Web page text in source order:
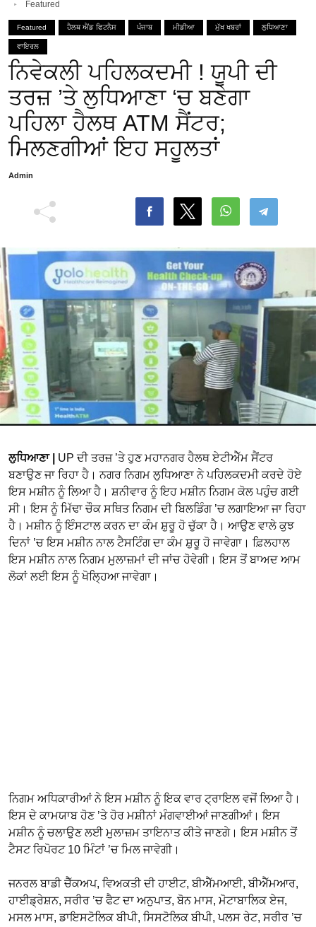
Featured
Featured ਹੈਲਥ ਐਂਡ ਫਿਟਨੈਸ ਪੰਜਾਬ ਮੀਡੀਆ ਮੁੱਖ ਖਬਰਾਂ ਲੁਧਿਆਣਾ
ਵਾਇਰਲ
ਨਿਵੇਕਲੀ ਪਹਿਲਕਦਮੀ ! ਯੂਪੀ ਦੀ
ਤਰਜ਼ ’ਤੇ ਲੁਧਿਆਣਾ ‘ਚ ਬਣੇਗਾ
ਪਹਿਲਾ ਹੈਲਥ ATM ਸੈਂਟਰ;
ਮਿਲਣਗੀਆਂ ਇਹ ਸਹੂਲਤਾਂ
Admin
ਲੁਧਿਆਣਾ |
UP ਦੀ ਤਰਜ਼ ’ਤੇ ਹੁਣ ਮਹਾਨਗਰ ਹੈਲਥ ਏਟੀਐੱਮ ਸੈਂਟਰ
ਬਣਾਉਣ ਜਾ ਰਿਹਾ ਹੈ। ਨਗਰ ਨਿਗਮ ਲੁਧਿਆਣਾ ਨੇ ਪਹਿਲਕਦਮੀ ਕਰਦੇ ਹੋਏ
ਇਸ ਮਸ਼ੀਨ ਨੂੰ ਲਿਆ ਹੈ। ਸ਼ਨੀਵਾਰ ਨੂੰ ਇਹ ਮਸ਼ੀਨ ਨਿਗਮ ਕੋਲ ਪਹੁੰਚ ਗਈ
ਸੀ। ਇਸ ਨੂੰ ਮਿੱਢਾ ਚੌਕ ਸਥਿਤ ਨਿਗਮ ਦੀ ਬਿਲਡਿੰਗ ’ਚ ਲਗਾਇਆ ਜਾ ਰਿਹਾ
ਹੈ। ਮਸ਼ੀਨ ਨੂੰ ਇੰਸਟਾਲ ਕਰਨ ਦਾ ਕੰਮ ਸ਼ੁਰੂ ਹੋ ਚੁੱਕਾ ਹੈ। ਆਉਣ ਵਾਲੇ ਕੁਝ
ਦਿਨਾਂ ’ਚ ਇਸ ਮਸ਼ੀਨ ਨਾਲ ਟੈਸਟਿੰਗ ਦਾ ਕੰਮ ਸ਼ੁਰੂ ਹੋ ਜਾਵੇਗਾ। ਫ਼ਿਲਹਾਲ
ਇਸ ਮਸ਼ੀਨ ਨਾਲ ਨਿਗਮ ਮੁਲਾਜ਼ਮਾਂ ਦੀ ਜਾਂਚ ਹੋਵੇਗੀ। ਇਸ ਤੋਂ ਬਾਅਦ ਆਮ
ਲੋਕਾਂ ਲਈ ਇਸ ਨੂੰ ਖੋਲ੍ਹਿਆ ਜਾਵੇਗਾ।
ਨਿਗਮ ਅਧਿਕਾਰੀਆਂ ਨੇ ਇਸ ਮਸ਼ੀਨ ਨੂੰ ਇਕ ਵਾਰ ਟ੍ਰਾਇਲ ਵਜੋਂ ਲਿਆ ਹੈ।
ਇਸ ਦੇ ਕਾਮਯਾਬ ਹੋਣ ’ਤੇ ਹੋਰ ਮਸ਼ੀਨਾਂ ਮੰਗਵਾਈਆਂ ਜਾਣਗੀਆਂ। ਇਸ
ਮਸ਼ੀਨ ਨੂੰ ਚਲਾਉਣ ਲਈ ਮੁਲਾਜ਼ਮ ਤਾਇਨਾਤ ਕੀਤੇ ਜਾਣਗੇ। ਇਸ ਮਸ਼ੀਨ ਤੋਂ
ਟੈਸਟ ਰਿਪੋਰਟ 10 ਮਿੰਟਾਂ ’ਚ ਮਿਲ ਜਾਵੇਗੀ।
ਜਨਰਲ ਬਾਡੀ ਚੈੱਕਅਪ, ਵਿਅਕਤੀ ਦੀ ਹਾਈਟ, ਬੀਐੱਮਆਈ, ਬੀਐੱਮਆਰ,
ਹਾਈਡ੍ਰੇਸ਼ਨ, ਸਰੀਰ ’ਚ ਫੈਟ ਦਾ ਅਨੁਪਾਤ, ਬੋਨ ਮਾਸ, ਮੋਟਾਬਾਲਿਕ ਏਜ,
ਮਸਲ ਮਾਸ, ਡਾਇਸਟੋਲਿਕ ਬੀਪੀ, ਸਿਸਟੋਲਿਕ ਬੀਪੀ, ਪਲਸ ਰੇਟ, ਸਰੀਰ ’ਚ